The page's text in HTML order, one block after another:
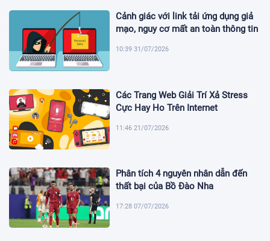
Cảnh giác với link tải ứng dụng giả
mạo, nguy cơ mất an toàn thông tin
10:39 31/07/2026
Các Trang Web Giải Trí Xả Stress
Cực Hay Ho Trên Internet
11:46 21/07/2026
Phân tích 4 nguyên nhân dẫn đến
thất bại của Bồ Đào Nha
17:28 07/07/2026